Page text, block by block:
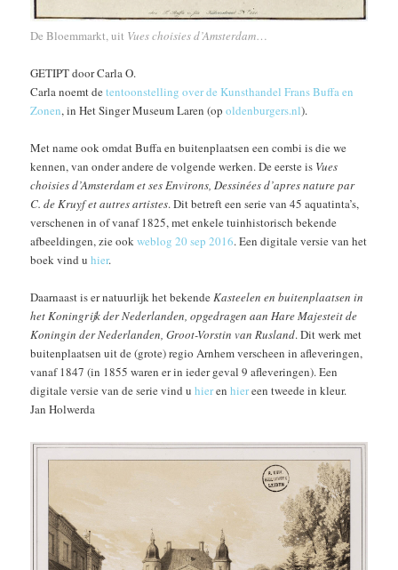
De Bloemmarkt, uit Vues choisies d’Amsterdam…
GETIPT door Carla O.
Carla noemt detentoonstelling over de Kunsthandel Frans Buffa en
Zonen, in Het Singer Museum Laren (opoldenburgers.nl).
Met name ook omdat Buffa en buitenplaatsen een combi is die we
kennen, van onder andere de volgende werken. De eerste is Vues
choisies d’Amsterdam et ses Environs, Dessinées d’apres nature par
C. de Kruyf et autres artistes. Dit betreft een serie van 45 aquatinta’s,
verschenen in of vanaf 1825, met enkele tuinhistorisch bekende
afbeeldingen, zie ookweblog 20 sep 2016. Een digitale versie van het
boek vind uhier.
Daarnaast is er natuurlijk het bekendeKasteelen en buitenplaatsen in
het Koningrijk der Nederlanden, opgedragen aan Hare Majesteit de
Koningin der Nederlanden, Groot-Vorstin van Rusland. Dit werk met
buitenplaatsen uit de (grote) regio Arnhem verscheen in afleveringen,
vanaf 1847 (in 1855 waren er in ieder geval 9 afleveringen). Een
digitale versie van de serie vind uhierenhiereen tweede in kleur.
Jan Holwerda